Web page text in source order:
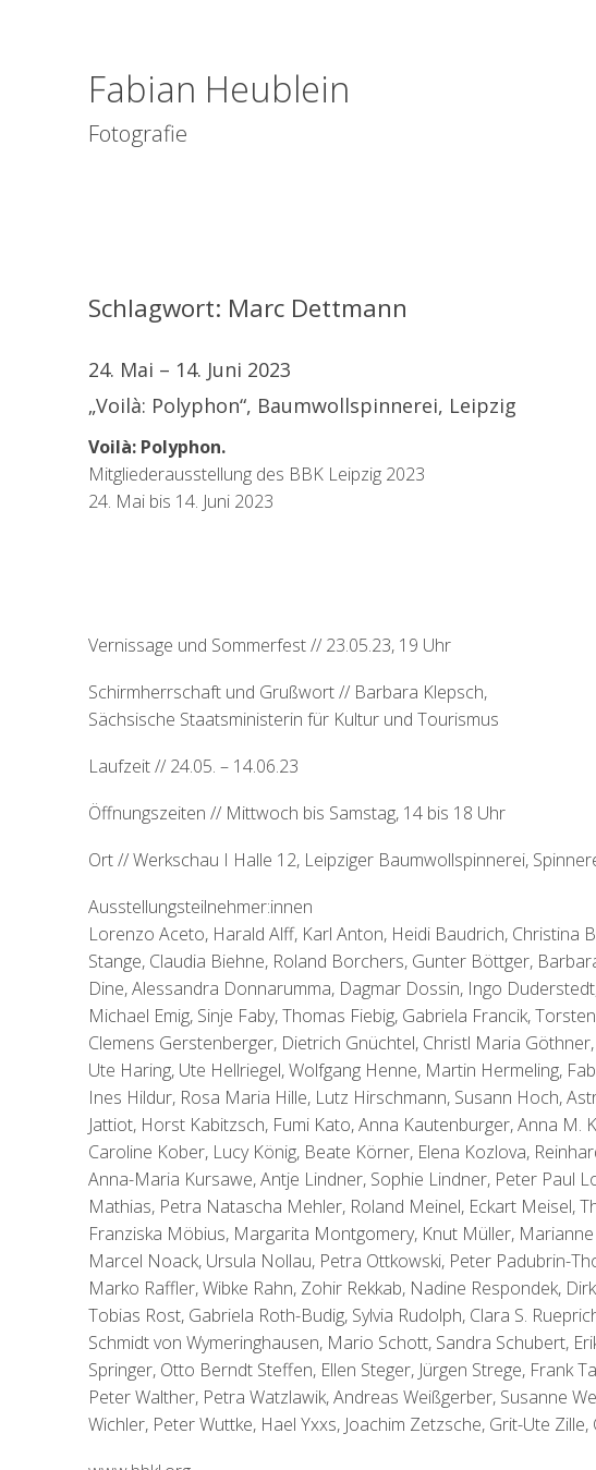
Fabian Heublein
Fotografie
Schlagwort: Marc Dettmann
24. Mai – 14. Juni 2023
„Voilà: Polyphon“, Baumwollspinnerei, Leipzig
Voilà: Polyphon.
Mitgliederausstellung des BBK Leipzig 2023
24. Mai bis 14. Juni 2023
Vernissage und Sommerfest // 23.05.23, 19 Uhr
Schirmherrschaft und Grußwort // Barbara Klepsch,
Sächsische Staatsministerin für Kultur und Tourismus
Laufzeit // 24.05. – 14.06.23
Öffnungszeiten // Mittwoch bis Samstag, 14 bis 18 Uhr
Ort // Werkschau I Halle 12, Leipziger Baumwollspinnerei,
Ausstellungsteilnehmer:innen
Lorenzo Aceto, Harald Alff, Karl Anton, Heidi Baudrich, Christina
Stange, Claudia Biehne, Roland Borchers, Gunter Böttger,
Dine, Alessandra Donnarumma, Dagmar Dossin, Ingo
Michael Emig, Sinje Faby, Thomas Fiebig, Gabriela Francik,
Clemens Gerstenberger, Dietrich Gnüchtel, Christl Maria
Ute Haring, Ute Hellriegel, Wolfgang Henne, Martin Hermeling,
Ines Hildur, Rosa Maria Hille, Lutz Hirschmann, Susann Hoch,
Jattiot, Horst Kabitzsch, Fumi Kato, Anna Kautenburger, Anna
Caroline Kober, Lucy König, Beate Körner, Elena Kozlova,
Anna-Maria Kursawe, Antje Lindner, Sophie Lindner, Peter Paul
Mathias, Petra Natascha Mehler, Roland Meinel, Eckart Meisel,
Franziska Möbius, Margarita Montgomery, Knut Müller,
Marcel Noack, Ursula Nollau, Petra Ottkowski, Peter Padubrin-
Marko Raffler, Wibke Rahn, Zohir Rekkab, Nadine Respondek,
Tobias Rost, Gabriela Roth-Budig, Sylvia Rudolph, Clara S.
Schmidt von Wymeringhausen, Mario Schott, Sandra Schubert,
Springer, Otto Berndt Steffen, Ellen Steger, Jürgen Strege, Frank
Peter Walther, Petra Watzlawik, Andreas Weißgerber, Susanne
Wichler, Peter Wuttke, Hael Yxxs, Joachim Zetzsche, Grit-Ute